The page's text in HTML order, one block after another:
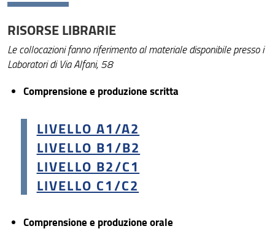
RISORSE LIBRARIE
Le collocazioni fanno riferimento al materiale disponibile presso i
Laboratori di Via Alfani, 58
Comprensione e produzione scritta
LIVELLO A1/A2
LIVELLO B1/B2
LIVELLO B2/C1
LIVELLO C1/C2
Comprensione e produzione orale
Portoghese e Brasiliano
Spagnolo
Tedesco
Altre lingue
Certificati di conoscenza
Contributi e iscrizioni